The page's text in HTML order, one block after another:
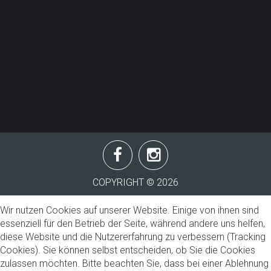
COPYRIGHT © 2026
Wir nutzen Cookies auf unserer Website. Einige von ihnen sind
essenziell für den Betrieb der Seite, während andere uns helfen,
diese Website und die Nutzererfahrung zu verbessern (Tracking
Cookies). Sie können selbst entscheiden, ob Sie die Cookies
zulassen möchten. Bitte beachten Sie, dass bei einer Ablehnung